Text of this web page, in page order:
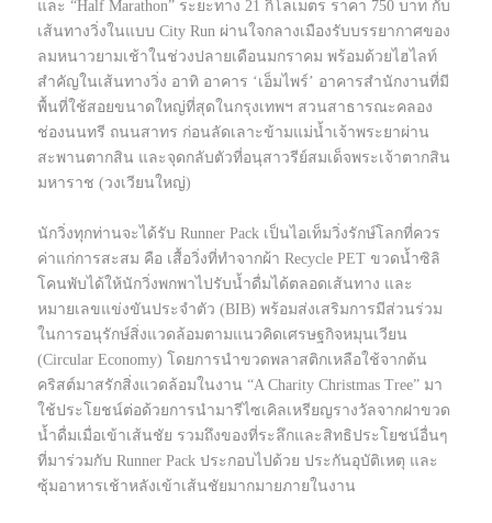
และ “Half Marathon” ระยะทาง 21 กิโลเมตร ราคา 750 บาท กับ
เส้นทางวิ่งในแบบ City Run ผ่านใจกลางเมืองรับบรรยากาศของ
ลมหนาวยามเช้าในช่วงปลายเดือนมกราคม พร้อมด้วยไฮไลท์
สำคัญในเส้นทางวิ่ง อาทิ อาคาร ‘เอ็มไพร์’ อาคารสำนักงานที่มี
พื้นที่ใช้สอยขนาดใหญ่ที่สุดในกรุงเทพฯ สวนสาธารณะคลอง
ช่องนนทรี ถนนสาทร ก่อนลัดเลาะข้ามแม่น้ำเจ้าพระยาผ่าน
สะพานตากสิน และจุดกลับตัวที่อนุสาวรีย์สมเด็จพระเจ้าตากสิน
มหาราช (วงเวียนใหญ่)
นักวิ่งทุกท่านจะได้รับ Runner Pack เป็นไอเท็มวิ่งรักษ์โลกที่ควร
ค่าแก่การสะสม คือ เสื้อวิ่งที่ทำจากผ้า Recycle PET ขวดน้ำซิลิ
โคนพับได้ให้นักวิ่งพกพาไปรับน้ำดื่มได้ตลอดเส้นทาง และ
หมายเลขแข่งขันประจำตัว (BIB) พร้อมส่งเสริมการมีส่วนร่วม
ในการอนุรักษ์สิ่งแวดล้อมตามแนวคิดเศรษฐกิจหมุนเวียน
(Circular Economy) โดยการนำขวดพลาสติกเหลือใช้จากต้น
คริสต์มาสรักสิ่งแวดล้อมในงาน “A Charity Christmas Tree” มา
ใช้ประโยชน์ต่อด้วยการนำมารีไซเคิลเหรียญรางวัลจากฝาขวด
น้ำดื่มเมื่อเข้าเส้นชัย รวมถึงของที่ระลึกและสิทธิประโยชน์อื่นๆ
ที่มาร่วมกับ Runner Pack ประกอบไปด้วย ประกันอุบัติเหตุ และ
ซุ้มอาหารเช้าหลังเข้าเส้นชัยมากมายภายในงาน